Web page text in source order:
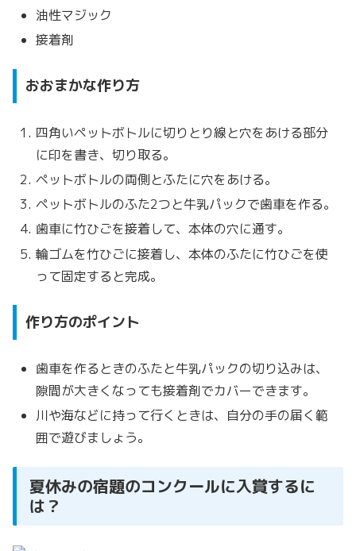
油性マジック
接着剤
おおまかな作り方
四角いペットボトルに切りとり線と穴をあける部分
に印を書き、切り取る。
ペットボトルの両側とふたに穴をあける。
ペットボトルのふた2つと牛乳パックで歯車を作る。
歯車に竹ひごを接着して、本体の穴に通す。
輪ゴムを竹ひごに接着し、本体のふたに竹ひごを使
って固定すると完成。
作り方のポイント
歯車を作るときのふたと牛乳パックの切り込みは、
隙間が大きくなっても接着剤でカバーできます。
川や海などに持って行くときは、自分の手の届く範
囲で遊びましょう。
夏休みの宿題のコンクールに入賞するに
は？